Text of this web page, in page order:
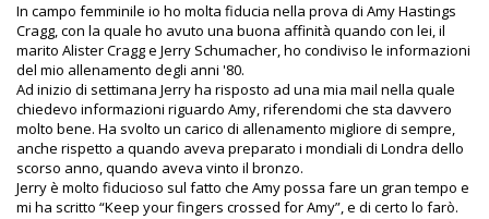
In campo femminile io ho molta fiducia nella prova di Amy Hastings
Cragg, con la quale ho avuto una buona affinità quando con lei, il
marito Alister Cragg e Jerry Schumacher, ho condiviso le informazioni
del mio allenamento degli anni '80.
Ad inizio di settimana Jerry ha risposto ad una mia mail nella quale
chiedevo informazioni riguardo Amy, riferendomi che sta davvero
molto bene. Ha svolto un carico di allenamento migliore di sempre,
anche rispetto a quando aveva preparato i mondiali di Londra dello
scorso anno, quando aveva vinto il bronzo.
Jerry è molto fiducioso sul fatto che Amy possa fare un gran tempo e
mi ha scritto “Keep your fingers crossed for Amy”, e di certo lo farò.